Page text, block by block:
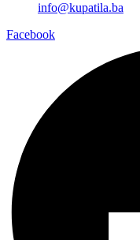
info@kupatila.ba
Facebook